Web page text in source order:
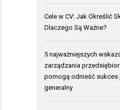
Cele w CV: Jak Określić
Dlaczego Są Ważne?
5 najważniejszych
zarządzania
pomogą odnieść sukces
generalny